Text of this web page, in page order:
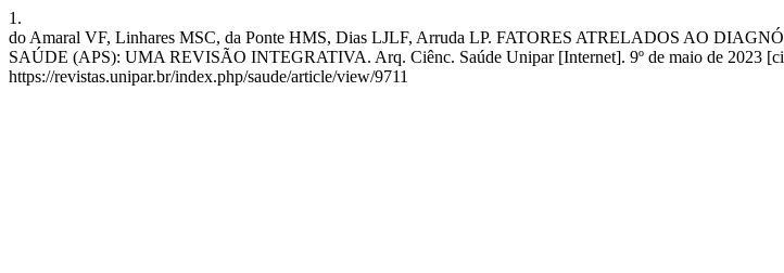
1.
do Amaral VF, Linhares MSC, da Ponte HMS, Dias LJLF, Arruda LP. FATORES ATRELADOS AO
SAÚDE (APS): UMA REVISÃO INTEGRATIVA. Arq. Ciênc. Saúde Unipar [Internet]. 9º de maio de 2023
https://revistas.unipar.br/index.php/saude/article/view/9711